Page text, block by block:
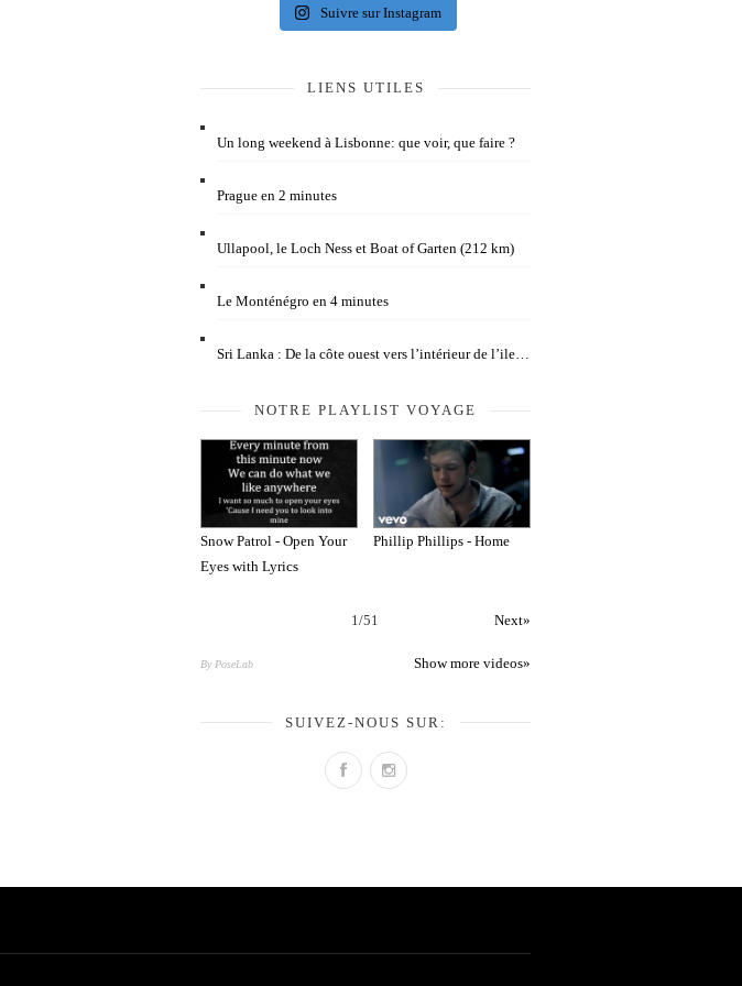
Suivre sur Instagram
LIENS UTILES
Un long weekend à Lisbonne: que voir, que faire ?
Prague en 2 minutes
Ullapool, le Loch Ness et Boat of Garten (212 km)
Le Monténégro en 4 minutes
Sri Lanka : De la côte ouest vers l’intérieur de l’ile…
NOTRE PLAYLIST VOYAGE
Snow Patrol - Open Your
Eyes with Lyrics
Phillip Phillips - Home
1/51 Next»
By PoseLab Show more videos»
SUIVEZ-NOUS SUR: